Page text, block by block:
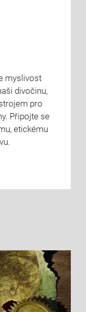
myslivost
divočinu,
pro
Připojte se
etickému